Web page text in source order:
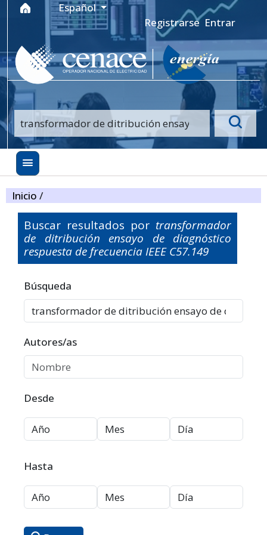
Ir al menú de navegación principal
Ir al contenido principal
Ir al pie de página del sitio
Idioma
Español
Registrarse Entrar
Inicio /
Buscar resultados por transformador
de ditribución ensayo de diagnóstico
respuesta de frecuencia IEEE C57.149
Filtros avanzados
Búsqueda
Autores/as
Desde
Hasta